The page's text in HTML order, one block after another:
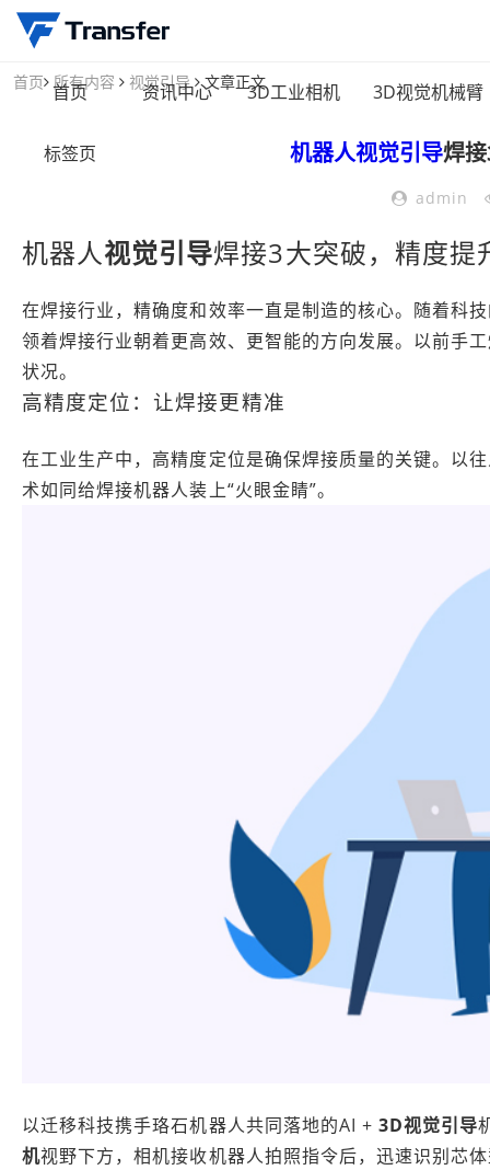
首页 资讯中心 3D工业相机 3D视觉机械臂
标签页
首页 所有内容 视觉引导 文章正文
机器人视觉引导焊
admin
机器人视觉引导焊接3大突破，精度提
在焊接行业，精确度和效率一直是制造的核心。随着科
领着焊接行业朝着更高效、更智能的方向发展。以前手
状况。
高精度定位：让焊接更精准
在工业生产中，高精度定位是确保焊接质量的关键。以
术如同给焊接机器人装上“火眼金睛”。
以迁移科技携手珞石机器人共同落地的AI +3D视觉引导
机视野下方，相机接收机器人拍照指令后，迅速识别芯